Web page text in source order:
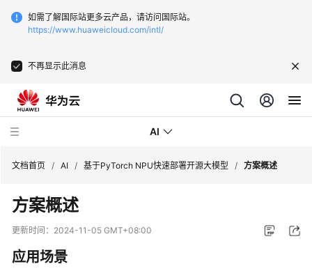
如需了解国际站更多云产品，请访问国际站。
https://www.huaweicloud.com/intl/
不再显示此消息
AI
文
字
别-
文档首页 / AI / 基于PyTorch NPU快速部署开源大模型 / 方案概述
方案概述
更新时间： 2024-11-05 GMT+08:00
应用场景